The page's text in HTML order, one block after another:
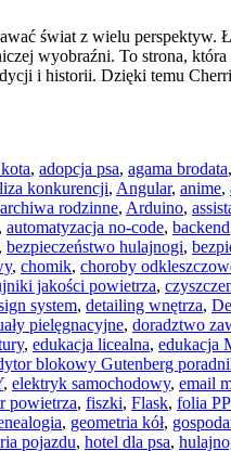
świat z wielu
wyobraźni. To strona,
i historii. Dzięki temu
, adopcja psa, agama brodata,
konkurencji, Angular, anime,
archiwa rodzinne, Arduino,
, automatyzacja no-code, backend
, bezpieczeństwo hulajnogi,
, chomik, choroby
jakości powietrza,
system, detailing wnętrza,
pielęgnacyjne, doradztwo
, edukacja licealna, edukacja
blokowy Gutenberg
, elektryk samochodowy, email
powietrza, fiszki, Flask, folia
, geometria kół,
pojazdu, hotel dla psa,